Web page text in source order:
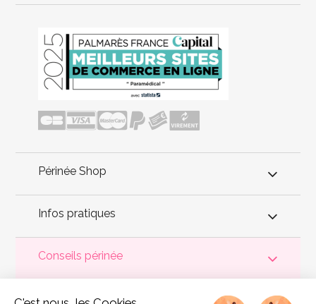
Périnée Shop
Infos pratiques
Conseils périnée